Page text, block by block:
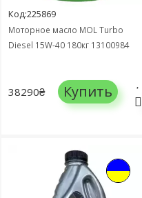
Код:225869
Моторное масло MOL Turbo
Diesel 15W-40 180кг 13100984
38290₴ Купить